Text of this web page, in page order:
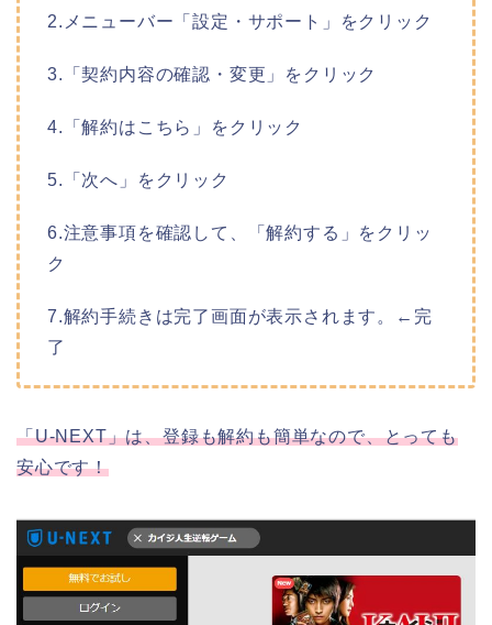
2.メニューバー「設定・サポート」をクリック
3.「契約内容の確認・変更」をクリック
4.「解約はこちら」をクリック
5.「次へ」をクリック
6.注意事項を確認して、「解約する」をクリッ
ク
7.解約手続きは完了画面が表示されます。←完
了
「U-NEXT」は、登録も解約も簡単なので、とっても
安心です！